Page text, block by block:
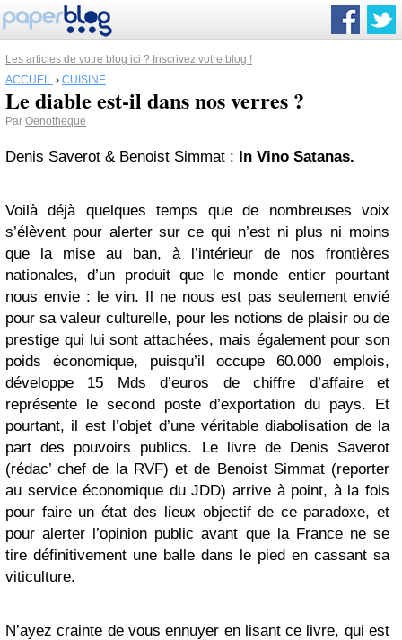
Les articles de votre blog ici ? Inscrivez votre blog !
ACCUEIL › CUISINE
Le diable est-il dans nos verres ?
Par Oenotheque
Denis Saverot & Benoist Simmat : In Vino Satanas.
Voilà déjà quelques temps que de nombreuses voix
s’élèvent pour alerter sur ce qui n’est ni plus ni moins
que la mise au ban, à l’intérieur de nos frontières
nationales, d’un produit que le monde entier pourtant
nous envie : le vin. Il ne nous est pas seulement envié
pour sa valeur culturelle, pour les notions de plaisir ou de
prestige qui lui sont attachées, mais également pour son
poids économique, puisqu’il occupe 60.000 emplois,
développe 15 Mds d’euros de chiffre d’affaire et
représente le second poste d’exportation du pays. Et
pourtant, il est l’objet d’une véritable diabolisation de la
part des pouvoirs publics. Le livre de Denis Saverot
(rédac’ chef de la RVF) et de Benoist Simmat (reporter
au service économique du JDD) arrive à point, à la fois
pour faire un état des lieux objectif de ce paradoxe, et
pour alerter l’opinion public avant que la France ne se
tire définitivement une balle dans le pied en cassant sa
viticulture.
N’ayez crainte de vous ennuyer en lisant ce livre, qui est